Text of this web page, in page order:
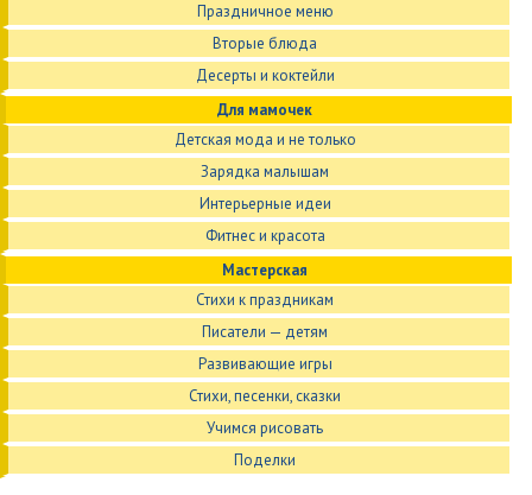
Праздничное меню
Вторые блюда
Десерты и коктейли
Для мамочек
Детская мода и не только
Зарядка малышам
Интерьерные идеи
Фитнес и красота
Мастерская
Стихи к праздникам
Писатели — детям
Развивающие игры
Стихи, песенки, сказки
Учимся рисовать
Поделки